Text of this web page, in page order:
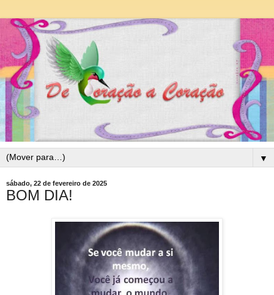
▼
sábado, 22 de fevereiro de 2025
BOM DIA!